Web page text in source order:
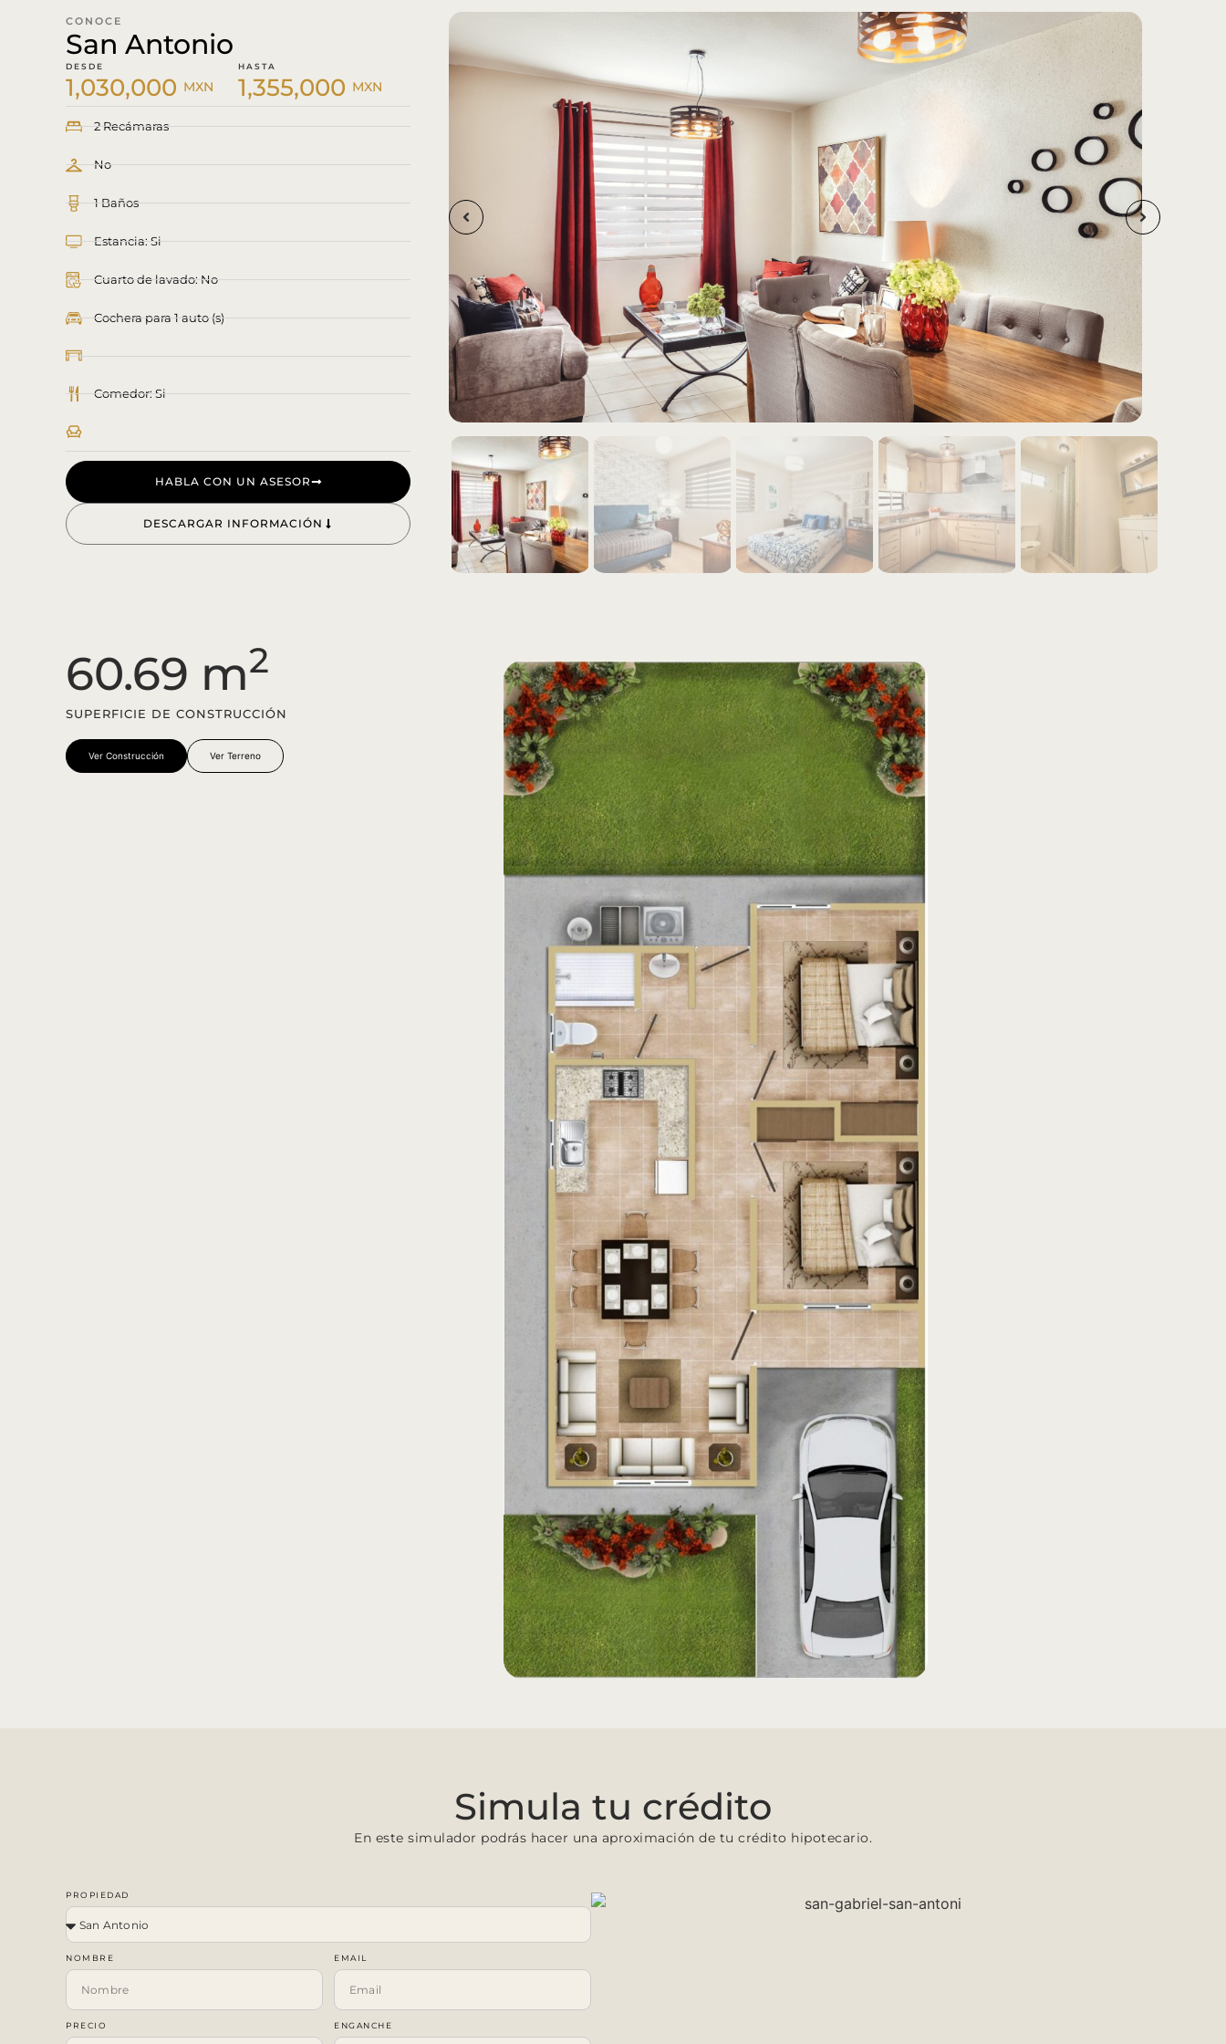
CONOCE
San Antonio
DESDE
1,030,000 MXN
HASTA
1,355,000 MXN
2 Recámaras
No
1 Baños
Estancia: Si
Cuarto de lavado: No
Cochera para 1 auto (s)
Comedor: Si
HABLA CON UN ASESOR
DESCARGAR INFORMACIÓN
Ver Construcción Ver Terreno
60.69 m2
SUPERFICIE DE CONSTRUCCIÓN
Simula tu crédito
En este simulador podrás hacer una aproximación de tu crédito hipotecario.
PROPIEDAD
NOMBRE EMAIL
PRECIO ENGANCHE